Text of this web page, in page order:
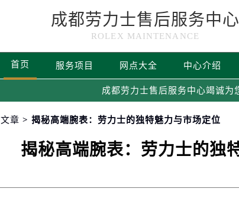
成都劳力士售后服务中心
ROLEX MAINTENANCE
首页 服务项目 网点大全 中心介绍
成都劳力士售后服务中心竭诚为
文章 > 揭秘高端腕表：劳力士的独特魅力与市场定位
揭秘高端腕表：劳力士的独